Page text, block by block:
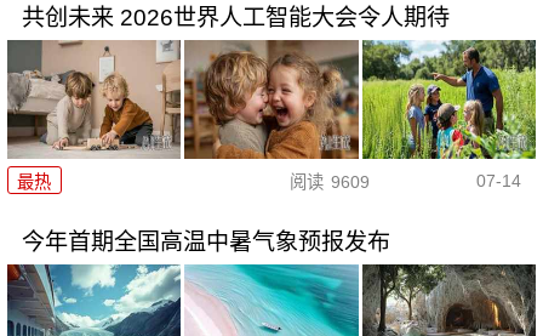
共创未来 2026世界人工智能大会令人期待
最热 阅读 9609 07-14
今年首期全国高温中暑气象预报发布